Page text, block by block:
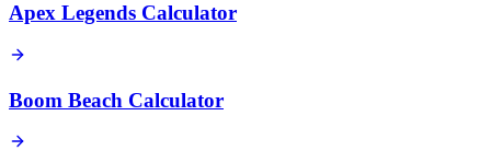
Apex Legends Calculator
Boom Beach Calculator